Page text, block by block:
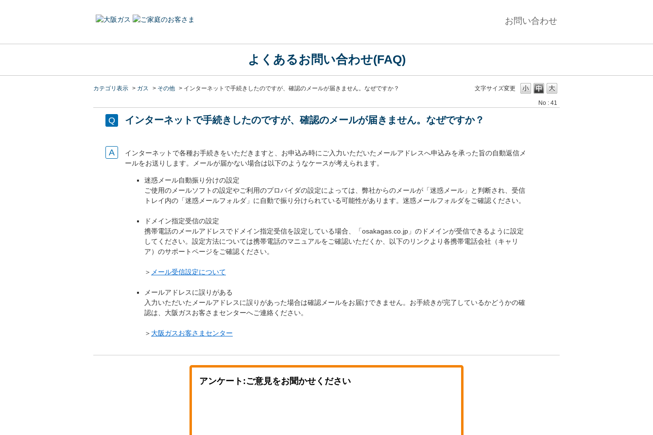
お問い合わせ
よくあるお問い合わせ(FAQ)
文字サイズ変更
カテゴリ表示 > ガス > その他 > インターネットで手続きしたのですが、確認のメールが届きません。なぜですか？
No : 41
インターネットで手続きしたのですが、確認のメールが届きません。なぜですか？
インターネットで各種お手続きをいただきますと、お申込み時にご入力いただいたメールアドレスへ申込みを承った旨の自動返信メ
ールをお送りします。メールが届かない場合は以下のようなケースが考えられます。
迷惑メール自動振り分けの設定
ご使用のメールソフトの設定やご利用のプロバイダの設定によっては、弊社からのメールが「迷惑メール」と判断され、受信
トレイ内の「迷惑メールフォルダ」に自動で振り分けられている可能性があります。迷惑メールフォルダをご確認ください。
ドメイン指定受信の設定
携帯電話のメールアドレスでドメイン指定受信を設定している場合、「osakagas.co.jp」のドメインが受信できるように設定
してください。設定方法については携帯電話のマニュアルをご確認いただくか、以下のリンクより各携帯電話会社（キャリ
ア）のサポートページをご確認ください。
＞ メール受信設定について
メールアドレスに誤りがある
入力いただいたメールアドレスに誤りがあった場合は確認メールをお届けできません。お手続きが完了しているかどうかの確
認は、大阪ガスお客さまセンターへご連絡ください。
＞ 大阪ガスお客さまセンター
アンケート:ご意見をお聞かせください